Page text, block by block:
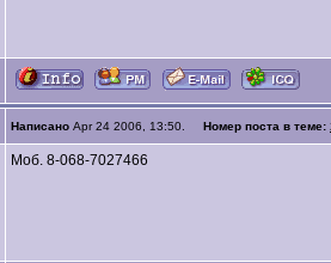
Написано Apr 24 2006, 13:50. Номер поста в теме:
Моб. 8-068-7027466